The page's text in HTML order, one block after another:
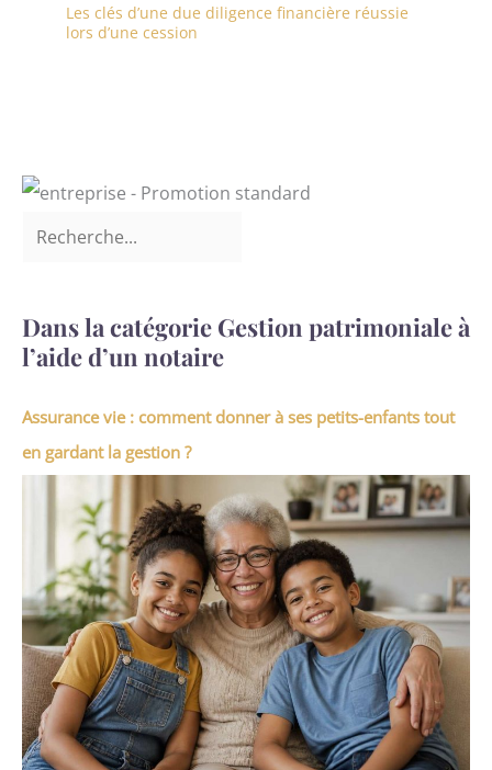
Les clés d’une due diligence financière réussie
lors d’une cession
Dans la catégorie Gestion patrimoniale à
l’aide d’un notaire
Assurance vie : comment donner à ses petits-enfants tout
en gardant la gestion ?